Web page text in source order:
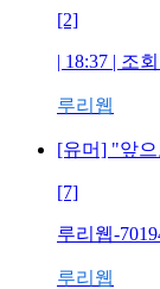
[2]
| 18:37 | 조회
루리웹
[유머] "앞
[7]
루리웹-
루리웹